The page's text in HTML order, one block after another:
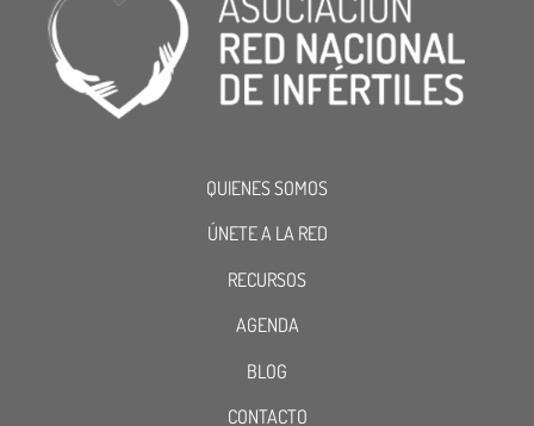
QUIENES SOMOS
ÚNETE A LA RED
RECURSOS
AGENDA
BLOG
CONTACTO